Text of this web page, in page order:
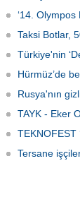
gözaltına alındı.
‘14. Olympos
Taksi Botlar,
Türkiye'nin
Hürmüz’de
Rusya'nın
TAYK - Eker
TEKNOFEST
Tersane